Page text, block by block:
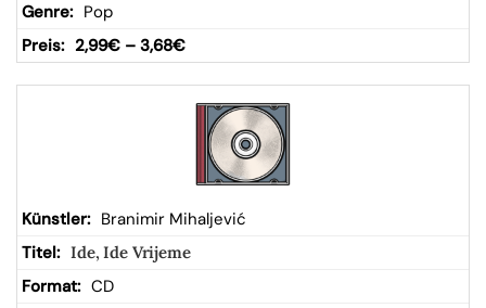
Pop
2,99€ – 3,68€
Branimir Mihaljević
Ide, Ide Vrijeme
CD